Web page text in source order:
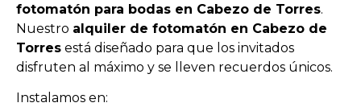
fotomatón para bodas en Cabezo de Torres.
Nuestro alquiler de fotomatón en Cabezo de
Torres está diseñado para que los invitados
disfruten al máximo y se lleven recuerdos únicos.
Instalamos en: